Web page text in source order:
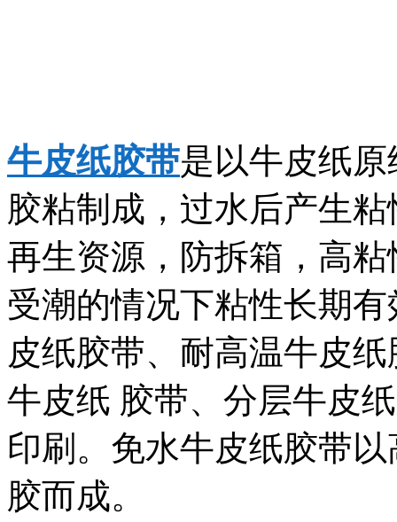
牛皮纸胶带是以牛皮纸
胶粘制成，过水后产生
再生资源，防拆箱，高
受潮的情况下粘性长期
皮纸胶带、耐高温牛皮
牛皮纸 胶带、分层牛皮
印刷。免水牛皮纸胶带
胶而成。